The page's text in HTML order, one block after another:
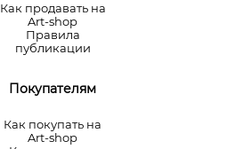
Как продавать на
Art-shop
Правила
публикации
Покупателям
Как покупать на
Art-shop